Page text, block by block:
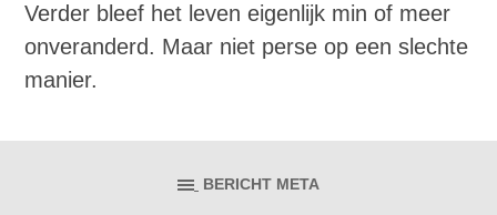
Verder bleef het leven eigenlijk min of meer
onveranderd. Maar niet perse op een slechte
manier.
BERICHT META